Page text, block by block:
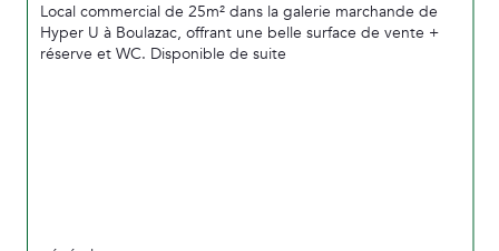
Local commercial de 25m² dans la galerie marchande de
Hyper U à Boulazac, offrant une belle surface de vente +
réserve et WC. Disponible de suite